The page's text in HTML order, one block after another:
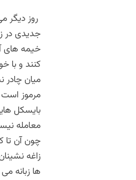
روز دیگر
جدیدی در
خیمه های
کنند و با
میان چادر
مرموز
بایسکل
معامله
چون آن تا
زاغه
ها زبانه